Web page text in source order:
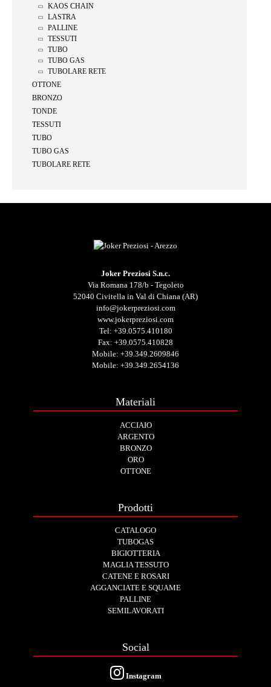
KAOS CHAIN
LASTRA
PALLINE
TESSUTI
TUBO
TUBO GAS
TUBOLARE RETE
OTTONE
BRONZO
TONDE
TESSUTI
TUBO
TUBO GAS
TUBOLARE RETE
Joker Preziosi S.n.c.
Via Romana 178/b - Tegoleto
52040 Civitella in Val di Chiana (AR)
info@jokerpreziosi.com
www.jokerpreziosi.com
Tel: +39.0575.410180
Fax: +39.0575.410828
Mobile: +39.349.2609846
Mobile: +39.349.2654136
Materiali
ACCIAIO
ARGENTO
BRONZO
ORO
OTTONE
Prodotti
CATALOGO
TUBOGAS
BIGIOTTERIA
MAGLIA TESSUTO
CATENE E ROSARI
AGGANCIATE E SQUAME
PALLINE
SEMILAVORATI
Social
Instagram